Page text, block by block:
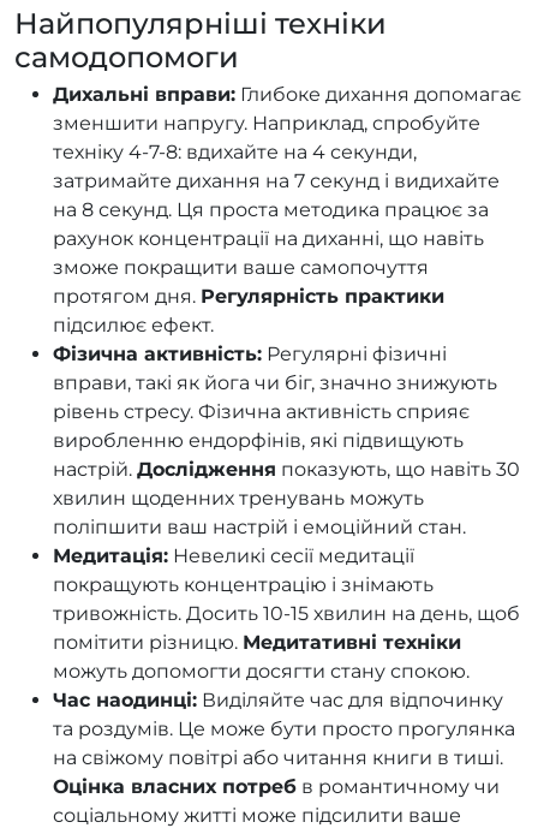
Найпопулярніші техніки
самодопомоги
Дихальні вправи: Глибоке дихання допомагає
зменшити напругу. Наприклад, спробуйте
техніку 4-7-8: вдихайте на 4 секунди,
затримайте дихання на 7 секунд і видихайте
на 8 секунд. Ця проста методика працює за
рахунок концентрації на диханні, що навіть
зможе покращити ваше самопочуття
протягом дня. Регулярність практики
підсилює ефект.
Фізична активність: Регулярні фізичні
вправи, такі як йога чи біг, значно знижують
рівень стресу. Фізична активність сприяє
виробленню ендорфінів, які підвищують
настрій. Дослідження показують, що навіть 30
хвилин щоденних тренувань можуть
поліпшити ваш настрій і емоційний стан.
Медитація: Невеликі сесії медитації
покращують концентрацію і знімають
тривожність. Досить 10-15 хвилин на день, щоб
помітити різницю. Медитативні техніки
можуть допомогти досягти стану спокою.
Час наодинці: Виділяйте час для відпочинку
та роздумів. Це може бути просто прогулянка
на свіжому повітрі або читання книги в тиші.
Оцінка власних потреб в романтичному чи
соціальному житті може підсилити ваше